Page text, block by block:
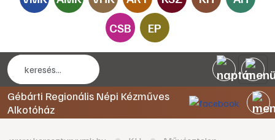
CSB
EP
Gébárti Regionális Népi Kézműves
Alkotóház